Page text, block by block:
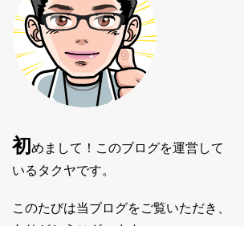
初めまして！このブログを運営して
いるタクヤです。
このたびは当ブログをご覧いただき、